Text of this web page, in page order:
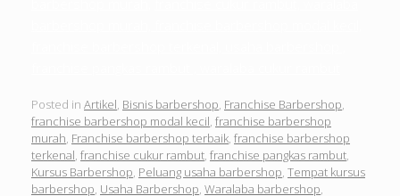
Posted in Artikel Bisnis barbershop Franchise Barbershop
franchise barbershop modal kecil franchise barbershop
murah Franchise barbershop terbaik franchise barbershop
terkenal franchise cukur rambut franchise pangkas rambut
Kursus Barbershop Peluang usaha barbershop Tempat kursus
barbershop Usaha Barbershop Waralaba barbershop